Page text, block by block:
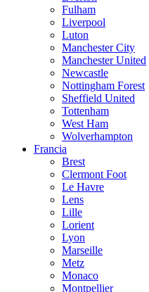
Fulham
Liverpool
Luton
Manchester City
Manchester United
Newcastle
Nottingham Forest
Sheffield United
Tottenham
West Ham
Wolverhampton
Francia
Brest
Clermont Foot
Le Havre
Lens
Lille
Lorient
Lyon
Marseille
Metz
Monaco
Montpellier